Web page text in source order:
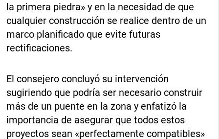
la primera piedra» y en la necesidad de que
cualquier construcción se realice dentro de un
marco planificado que evite futuras
rectificaciones.
El consejero concluyó su intervención
sugiriendo que podría ser necesario construir
más de un puente en la zona y enfatizó la
importancia de asegurar que todos estos
proyectos sean «perfectamente compatibles»